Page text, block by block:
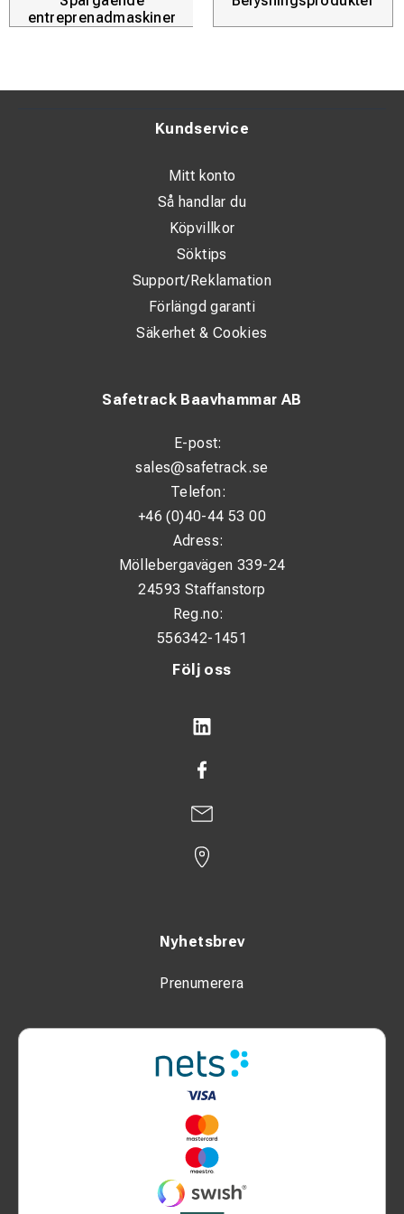
Standard fräsdjup: 0–150 mm
Min. fräsavstånd trottoar: 60 mm (30 mm*)
Nödvändigt oljeflöde: 75–140 l/min
entreprenadmaskiner
Följ oss
Nyhetsbrev
Prenumerera
Safetrack Baavhammar AB
E-post:
sales@safetrack.se
Telefon:
+46 (0)40-44 53 00
Adress:
Möllebergavägen 339-24
24593 Staffanstorp
Reg.no:
556342-1451
Kundservice
Mitt konto
Så handlar du
Köpvillkor
Söktips
Support/Reklamation
Förlängd garanti
Säkerhet & Cookies